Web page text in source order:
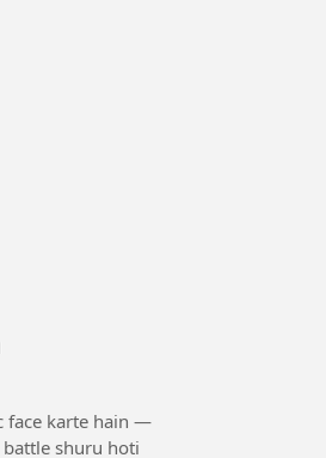
face karte hain —
battle shuru hoti